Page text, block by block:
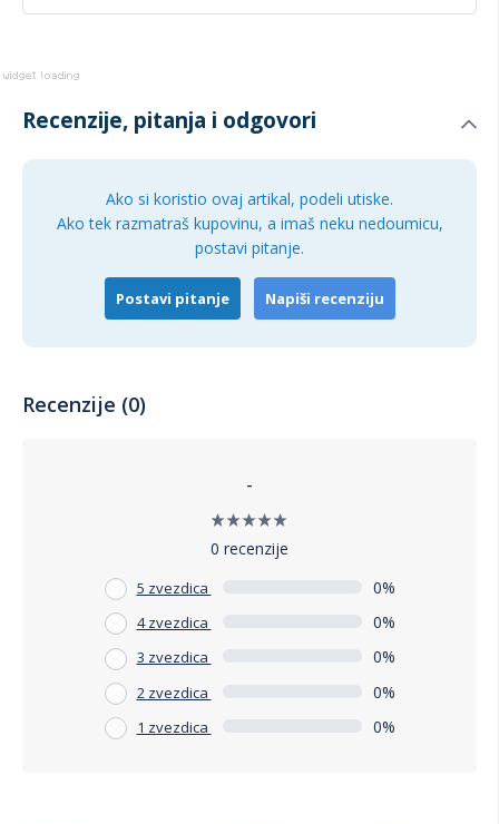
Recenzije, pitanja i odgovori
Ako si koristio ovaj artikal, podeli utiske.
Ako tek razmatraš kupovinu, a imaš neku nedoumicu,
postavi pitanje.
Postavi pitanje Napiši recenziju
Recenzije (0)
-
0 recenzije
5 zvezdica 0%
4 zvezdica 0%
3 zvezdica 0%
2 zvezdica 0%
1 zvezdica 0%